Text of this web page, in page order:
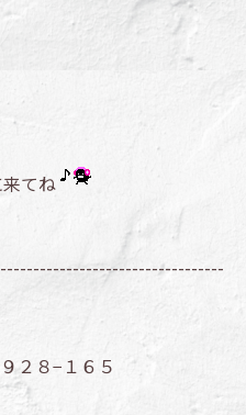
てね
２８−１６５